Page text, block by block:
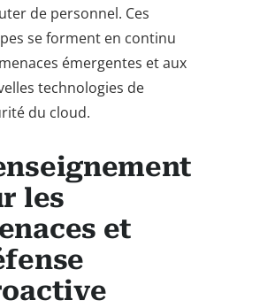
de personnel. Ces
se forment en continu
émergentes et aux
technologies de
du cloud.
les
et